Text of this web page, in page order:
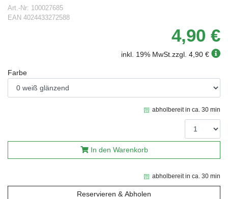
Art.-Nr: 100027685
EAN 4024433272588
4,90 €
inkl. 19% MwSt.zzgl. 4,90 €
Farbe
abholbereit in ca. 30 min
Reservieren & Abholen
abholbereit in ca. 30 min
In den Warenkorb